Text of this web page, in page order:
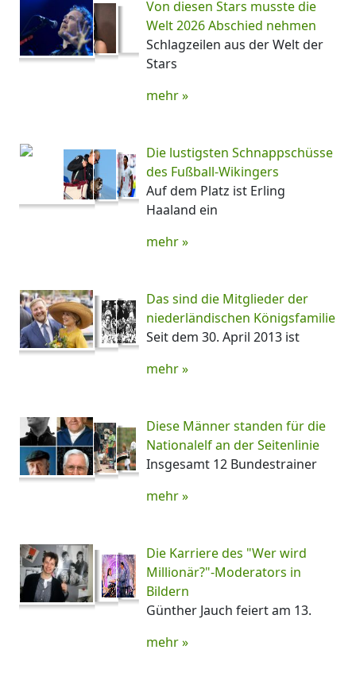
Von diesen Stars musste die
Welt 2026 Abschied nehmen
Schlagzeilen aus der Welt der
Stars
mehr »
Die lustigsten Schnappschüsse
des Fußball-Wikingers
Auf dem Platz ist Erling
Haaland ein
mehr »
Das sind die Mitglieder der
niederländischen Königsfamilie
Seit dem 30. April 2013 ist
mehr »
Diese Männer standen für die
Nationalelf an der Seitenlinie
Insgesamt 12 Bundestrainer
mehr »
Die Karriere des "Wer wird
Millionär?"-Moderators in
Bildern
Günther Jauch feiert am 13.
mehr »